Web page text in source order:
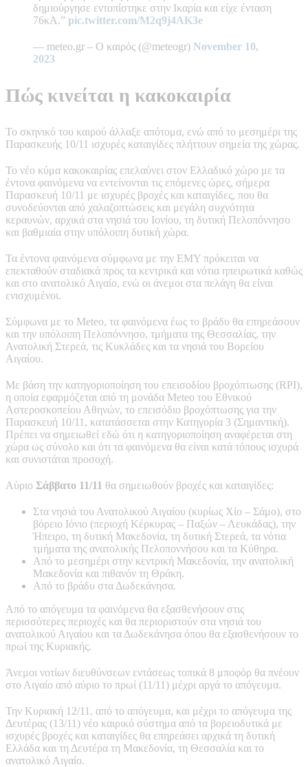
δημιούργησε εντοπίστηκε στην Ικαρία και είχε ένταση
76κΑ.” pic.twitter.com/M2q9j4AK3e
— meteo.gr – Ο καιρός (@meteogr) November 10,
2023
Πώς κινείται η κακοκαιρία
Το σκηνικό του καιρού άλλαξε απότομα, ενώ από το μεσημέρι της
Παρασκευής 10/11 ισχυρές καταιγίδες πλήττουν σημεία της χώρας.
Το νέο κύμα κακοκαιρίας επελαύνει στον Ελλαδικό χώρο με τα
έντονα φαινόμενα να εντείνονται τις επόμενες ώρες, σήμερα
Παρασκευή 10/11 με ισχυρές βροχές και καταιγίδες, που θα
συνοδεύονται από χαλαζοπτώσεις και μεγάλη συχνότητα
κεραυνών, αρχικά στα νησιά του Ιονίου, τη δυτική Πελοπόννησο
και βαθμιαία στην υπόλοιπη δυτική χώρα.
Τα έντονα φαινόμενα σύμφωνα με την ΕΜΥ πρόκειται να
επεκταθούν σταδιακά προς τα κεντρικά και νότια ηπειρωτικά καθώς
και στο ανατολικό Αιγαίο, ενώ οι άνεμοι στα πελάγη θα είναι
ενισχυμένοι.
Σύμφωνα με το Meteo, τα φαινόμενα έως το βράδυ θα επηρεάσουν
και την υπόλοιπη Πελοπόννησο, τμήματα της Θεσσαλίας, την
Ανατολική Στερεά, τις Κυκλάδες και τα νησιά του Βορείου
Αιγαίου.
Με βάση την κατηγοριοποίηση του επεισοδίου βροχόπτωσης (RPI),
η οποία εφαρμόζεται από τη μονάδα Meteo του Εθνικού
Αστεροσκοπείου Αθηνών, το επεισόδιο βροχόπτωσης για την
Παρασκευή 10/11, κατατάσσεται στην Κατηγορία 3 (Σημαντική).
Πρέπει να σημειωθεί εδώ ότι η κατηγοριοποίηση αναφέρεται στη
χώρα ως σύνολο και ότι τα φαινόμενα θα είναι κατά τόπους ισχυρά
και συνιστάται προσοχή.
Αύριο Σάββατο 11/11 θα σημειωθούν βροχές και καταιγίδες:
Στα νησιά του Ανατολικού Αιγαίου (κυρίως Χίο – Σάμο), στο
βόρειο Ιόνιο (περιοχή Κέρκυρας – Παξών – Λευκάδας), την
Ήπειρο, τη δυτική Μακεδονία, τη δυτική Στερεά, τα νότια
τμήματα της ανατολικής Πελοποννήσου και τα Κύθηρα.
Από το μεσημέρι στην κεντρική Μακεδονία, την ανατολική
Μακεδονία και πιθανόν τη Θράκη.
Από το βράδυ στα Δωδεκάνησα.
Από το απόγευμα τα φαινόμενα θα εξασθενήσουν στις
περισσότερες περιοχές και θα περιοριστούν στα νησιά του
ανατολικού Αιγαίου και τα Δωδεκάνησα όπου θα εξασθενήσουν το
πρωί της Κυριακής.
Άνεμοι νοτίων διευθύνσεων εντάσεως τοπικά 8 μποφόρ θα πνέουν
στο Αιγαίο από αύριο το πρωί (11/11) μέχρι αργά το απόγευμα.
Την Κυριακή 12/11, από το απόγευμα, και μέχρι το απόγευμα της
Δευτέρας (13/11) νέο καιρικό σύστημα από τα βορειοδυτικά με
ισχυρές βροχές και καταιγίδες θα επηρεάσει αρχικά τη δυτική
Ελλάδα και τη Δευτέρα τη Μακεδονία, τη Θεσσαλία και το
ανατολικό Αιγαίο.